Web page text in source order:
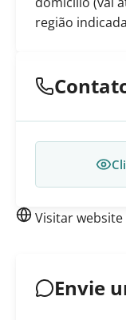
região
Visitar website
Envie